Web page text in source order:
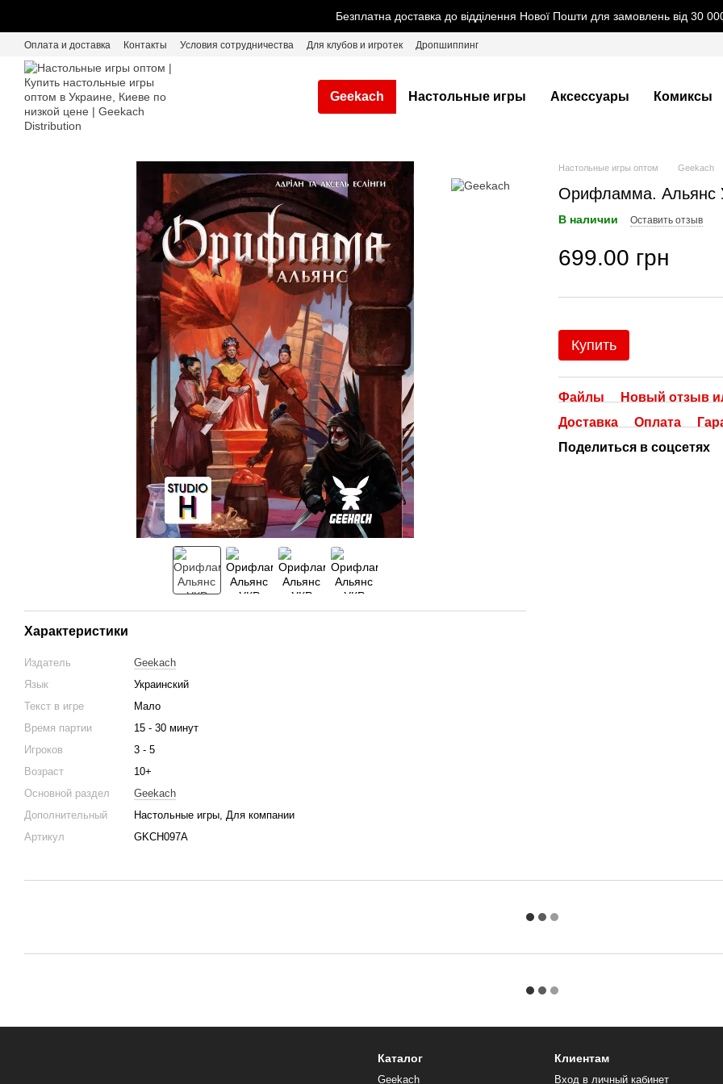
Безплатна доставка до відділення Нової Пошти для замовлень від 30
Оплата и доставка Контакты Условия сотрудничества Для клубов и игротек Дропшиппинг
Geekach Настольные игры Аксессуары Комиксы
Характеристики
Издатель
Geekach
Язык
Украинский
Текст в игре
Мало
Время партии
15 - 30 минут
Игроков
3 - 5
Возраст
10+
Основной раздел
Geekach
Дополнительный
Настольные игры, Для компании
Артикул
GKCH097A
Настольные игры оптом Geekach
Орифламма. Альянс
В наличии Оставить отзыв
699.00 грн
Купить
Файлы
Новый отзыв
Доставка
Оплата
Поделиться в соцсетях
Каталог
Geekach
Клиентам
Вход в личный кабинет